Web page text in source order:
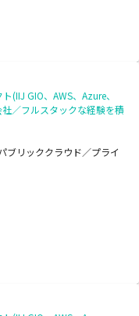
(IIJ GIO、AWS、Azure、
／フルスタックな経験を積
ブリッククラウド／プライ